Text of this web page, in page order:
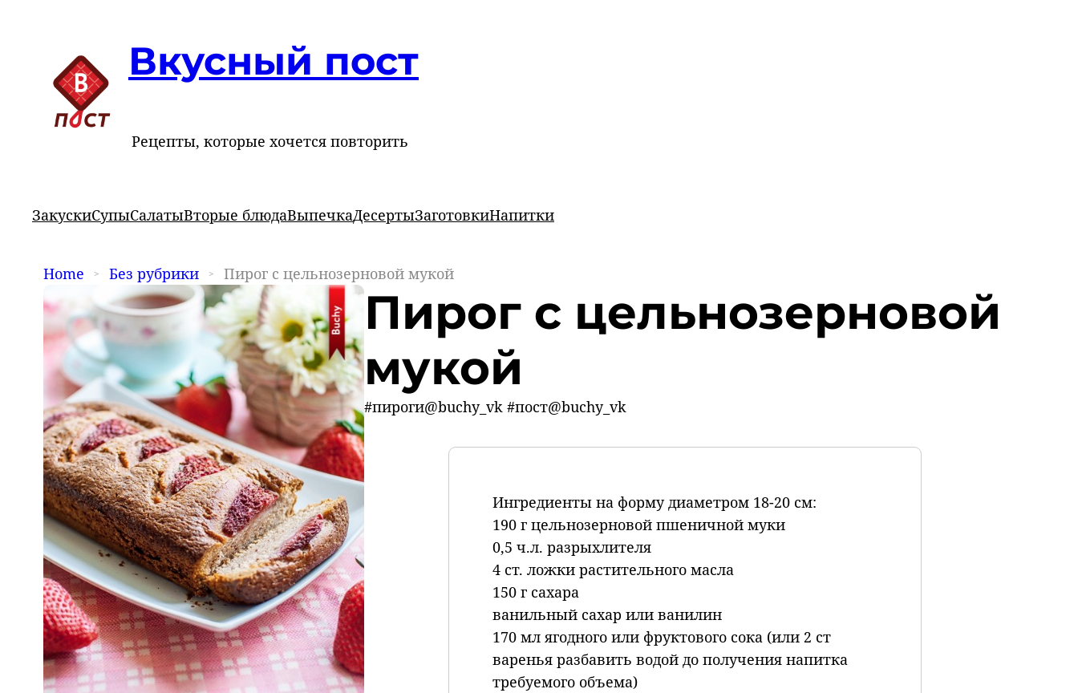
Вкусный пост
Рецепты, которые хочется повторить
ЗакускиСупыСалатыВторые блюдаВыпечкаДесертыЗаготовкиНапитки
Home Без рубрики Пирог с цельнозерновой мукой
Пирог с цельнозерновой
мукой
#пироги@buchy_vk #пост@buchy_vk
Ингредиенты на форму диаметром 18-20 см:
190 г цельнозерновой пшеничной муки
0,5 ч.л. разрыхлителя
4 ст. ложки растительного масла
150 г сахара
ванильный сахар или ванилин
170 мл ягодного или фруктового сока (или 2 ст
варенья разбавить водой до получения напитка
требуемого объема)